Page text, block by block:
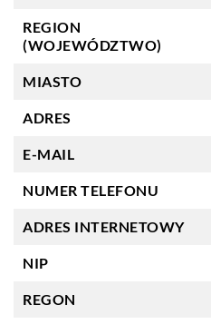
REGION
(WOJEWÓDZTWO)
MIASTO
ADRES
E-MAIL
NUMER TELEFONU
ADRES INTERNETOWY
NIP
REGON